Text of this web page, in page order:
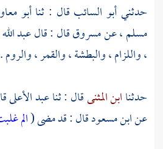
حدثنيأبو السائب قال : ثناأبو
مسلم ،عنمسروققال : قالعبد الله
، واللزام ، والبطشة ، والقمر ،والروم.
حدثناابن المثنىقال : ثناعبد الأعلى
عنابن مسعودقال : قد مضى (الم